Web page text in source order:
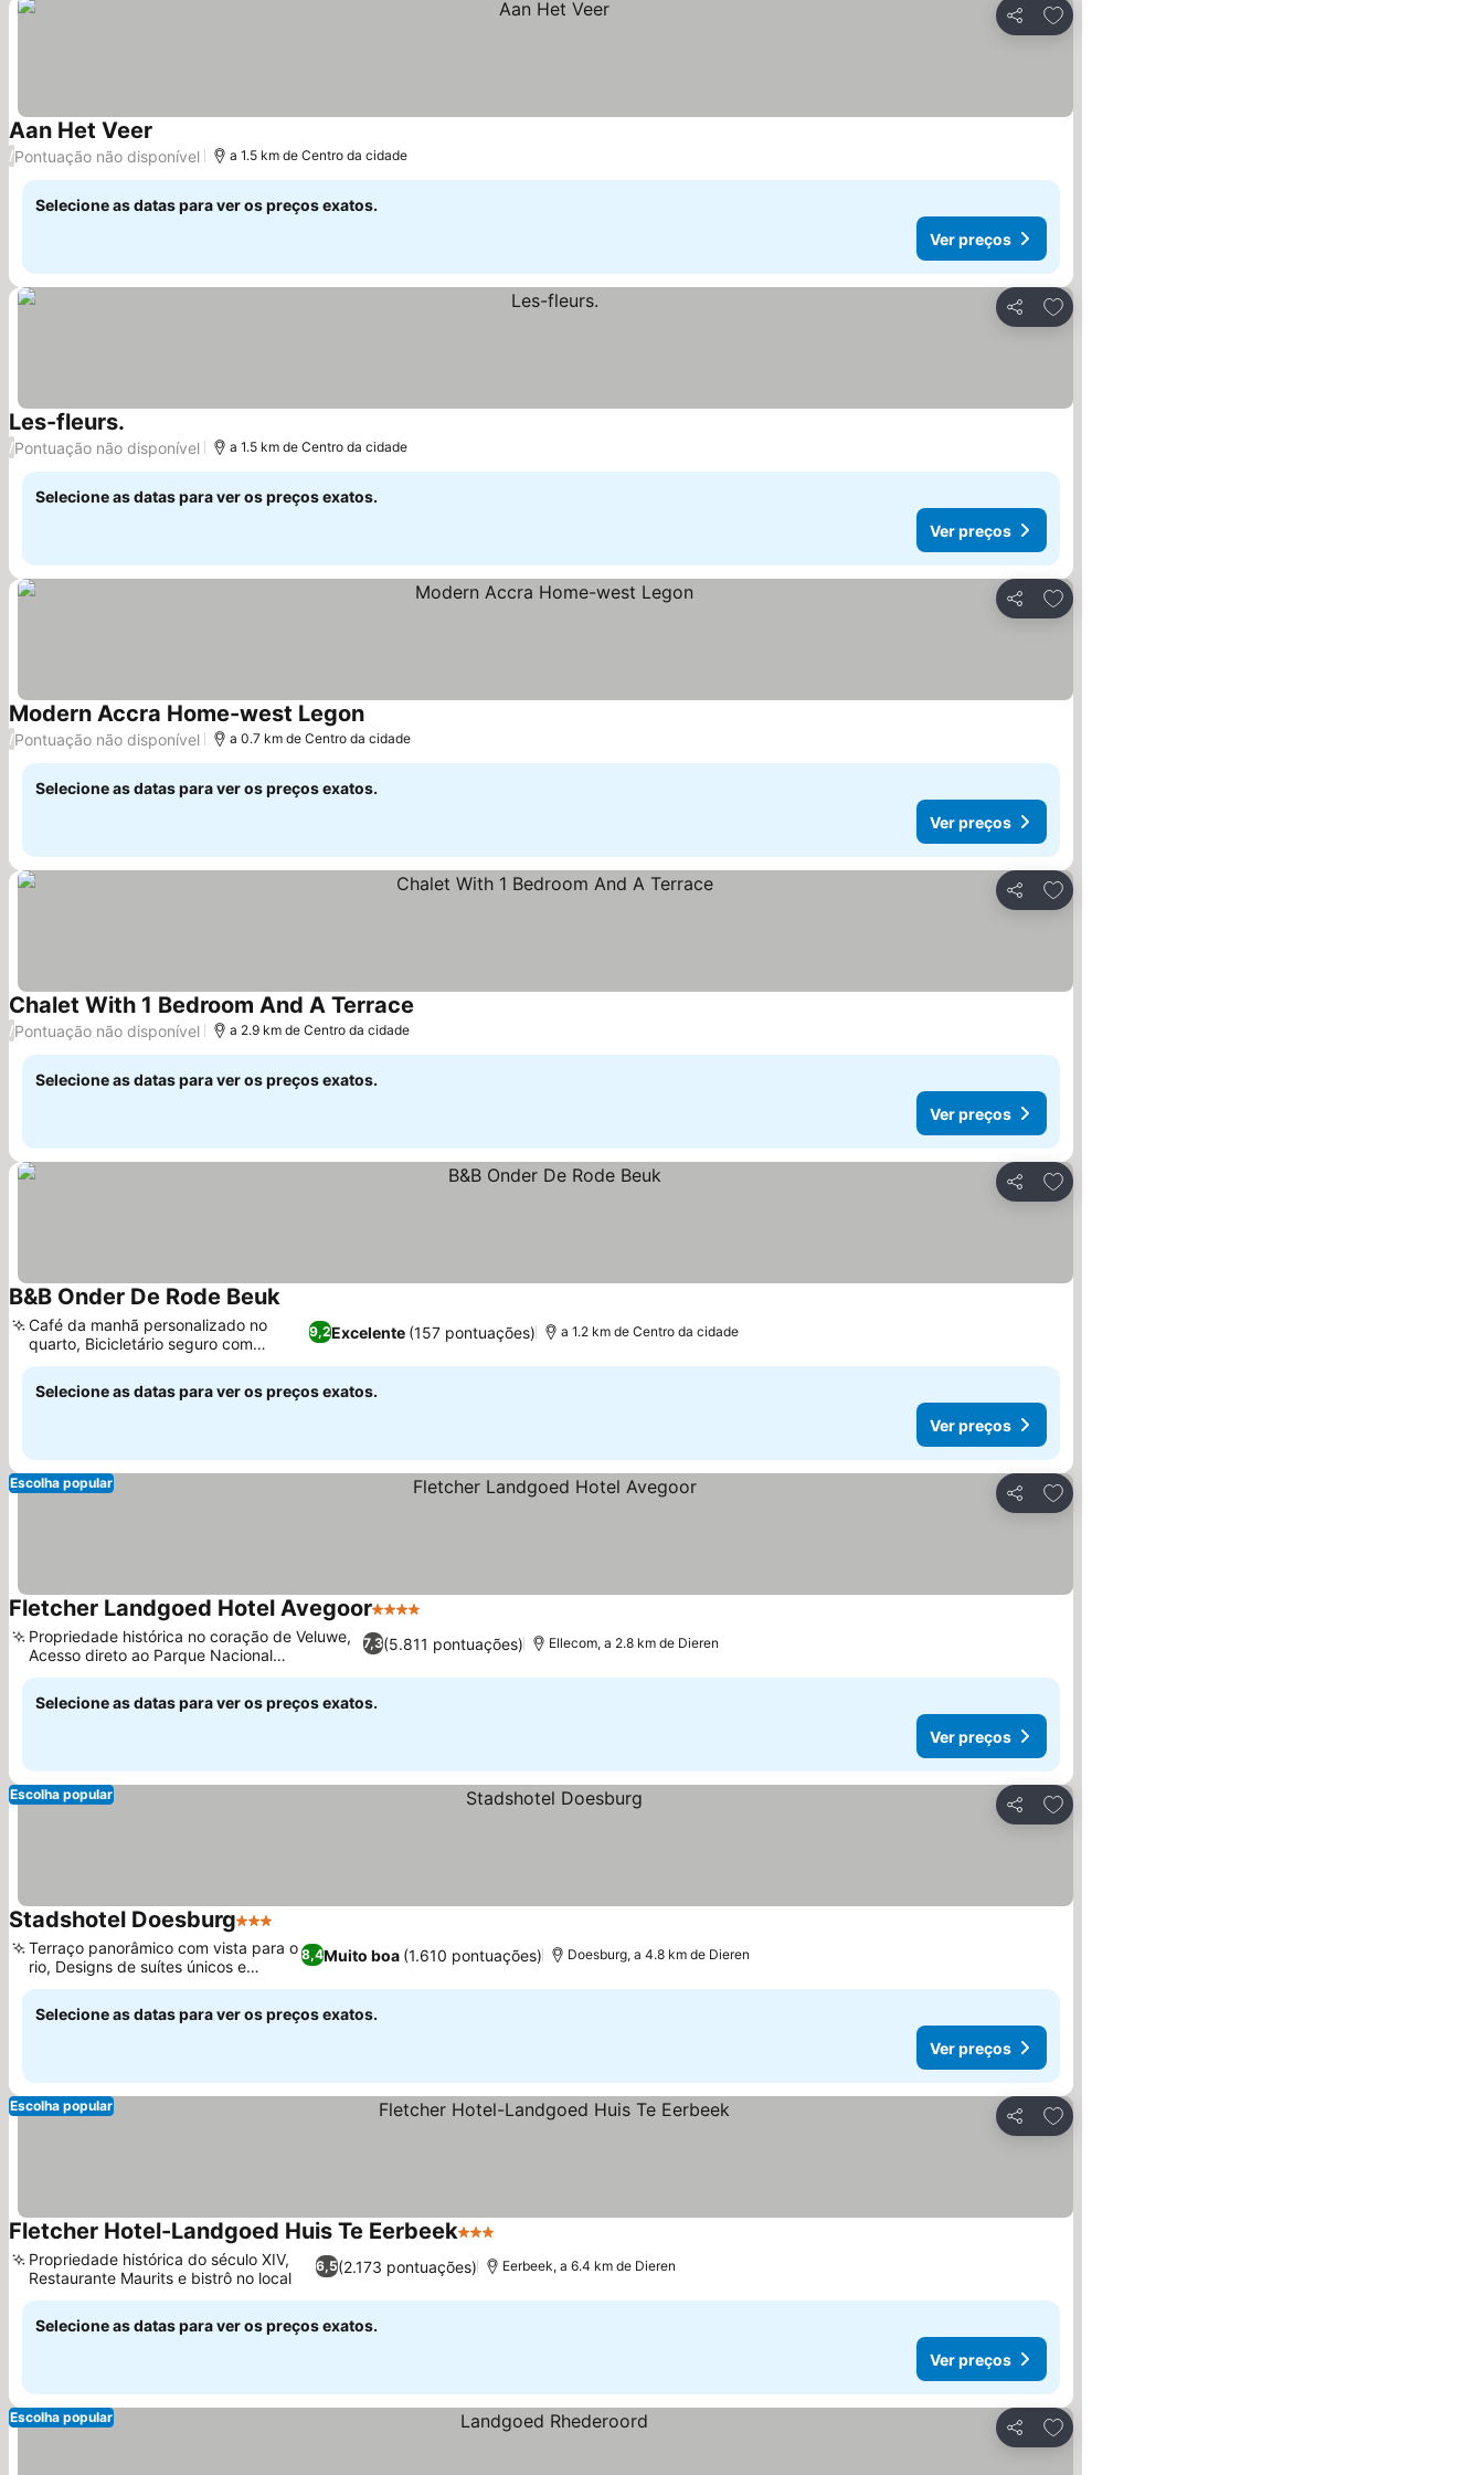
Partilhar
Adicionar aos favoritos
Aan Het Veer
/Pontuação não disponível a 1.5 km de Centro da cidade
Selecione as datas para ver os preços exatos.
Ver preços
Partilhar
Adicionar aos favoritos
Les-fleurs.
/Pontuação não disponível a 1.5 km de Centro da cidade
Selecione as datas para ver os preços exatos.
Ver preços
Partilhar
Adicionar aos favoritos
Modern Accra Home-west Legon
/Pontuação não disponível a 0.7 km de Centro da cidade
Selecione as datas para ver os preços exatos.
Ver preços
Partilhar
Adicionar aos favoritos
Chalet With 1 Bedroom And A Terrace
/Pontuação não disponível a 2.9 km de Centro da cidade
Selecione as datas para ver os preços exatos.
Ver preços
Partilhar
Adicionar aos favoritos
B&B Onder De Rode Beuk
9,2Excelente (157 pontuações)
Café da manhã personalizado no
quarto, Bicicletário seguro com
carregamento
a 1.2 km de Centro da cidade
Selecione as datas para ver os preços exatos.
Ver preços
Partilhar
Adicionar aos favoritos
Escolha popular
Fletcher Landgoed Hotel Avegoor4 Estrelas
7,3(5.811 pontuações)
Propriedade histórica no coração de Veluwe,
Acesso direto ao Parque Nacional
Veluwezoom
Ellecom, a 2.8 km de Dieren
Selecione as datas para ver os preços exatos.
Ver preços
Partilhar
Adicionar aos favoritos
Escolha popular
Stadshotel Doesburg3 Estrelas
8,4Muito boa (1.610 pontuações)
Terraço panorâmico com vista para o
rio, Designs de suítes únicos e
opulentos
Doesburg, a 4.8 km de Dieren
Selecione as datas para ver os preços exatos.
Ver preços
Partilhar
Adicionar aos favoritos
Escolha popular
Fletcher Hotel-Landgoed Huis Te Eerbeek3 Estrelas
6,5(2.173 pontuações)
Propriedade histórica do século XIV,
Restaurante Maurits e bistrô no local
Eerbeek, a 6.4 km de Dieren
Selecione as datas para ver os preços exatos.
Ver preços
Partilhar
Adicionar aos favoritos
Escolha popular